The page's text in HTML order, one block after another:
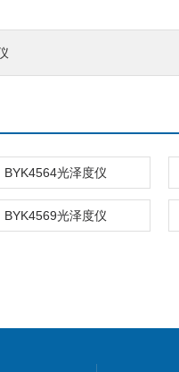
BYK4564光泽度仪
BYK4569光泽度仪